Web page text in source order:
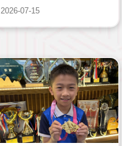
2026-07-15